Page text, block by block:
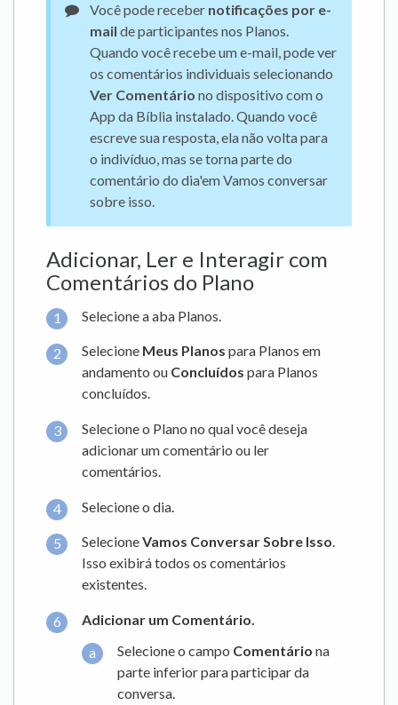
Você pode receber notificações por e-
mail de participantes nos Planos.
Quando você recebe um e-mail, pode ver
os comentários individuais selecionando
Ver Comentário no dispositivo com o
App da Bíblia instalado. Quando você
escreve sua resposta, ela não volta para
o indivíduo, mas se torna parte do
comentário do dia'em Vamos conversar
sobre isso.
Adicionar, Ler e Interagir com
Comentários do Plano
Selecione a aba Planos.
Selecione Meus Planos para Planos em
andamento ou Concluídos para Planos
concluídos.
Selecione o Plano no qual você deseja
adicionar um comentário ou ler
comentários.
Selecione o dia.
SelecioneVamos Conversar Sobre Isso.
Isso exibirá todos os comentários
existentes.
Adicionar um Comentário.
Selecione o campo Comentário na
parte inferior para participar da
conversa.